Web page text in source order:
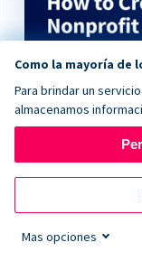
How to
Como la mayoría de
Para brindar un
almacenamos
Mas opciones